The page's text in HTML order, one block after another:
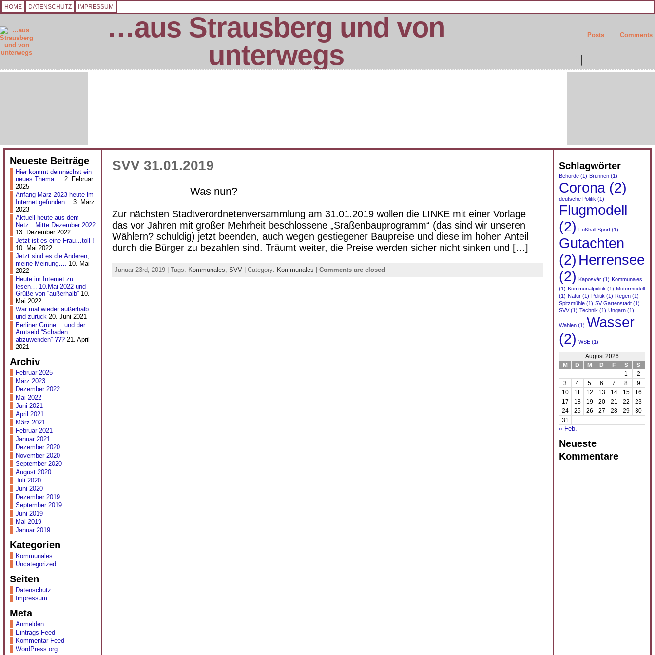
HOME DATENSCHUTZ IMPRESSUM
…aus Strausberg und von
unterwegs
Comments
Posts
Neueste Beiträge
Hier kommt demnächst ein
neues Thema…. 2. Februar
2025
Anfang März 2023 heute im
Internet gefunden… 3. März
2023
Aktuell heute aus dem
Netz…Mitte Dezember 2022
13. Dezember 2022
Jetzt ist es eine Frau…toll !
10. Mai 2022
Jetzt sind es die Anderen,
meine Meinung…. 10. Mai
2022
Heute im Internet zu
lesen… 10.Mai 2022 und
Grüße von “außerhalb” 10.
Mai 2022
War mal wieder außerhalb…
und zurück 20. Juni 2021
Berliner Grüne… und der
Amtseid “Schaden
abzuwenden” ??? 21. April
2021
Archiv
Februar 2025
März 2023
Dezember 2022
Mai 2022
Juni 2021
April 2021
März 2021
Februar 2021
Januar 2021
Dezember 2020
November 2020
September 2020
August 2020
Juli 2020
Juni 2020
Dezember 2019
September 2019
Juni 2019
Mai 2019
Januar 2019
Kategorien
Kommunales
Uncategorized
Seiten
Datenschutz
Impressum
Meta
Anmelden
Eintrags-Feed
Kommentar-Feed
WordPress.org
SVV 31.01.2019
Was nun?
Zur nächsten Stadtverordnetenversammlung am 31.01.2019 wollen die LINKE mit einer Vorlage
das vor Jahren mit großer Mehrheit beschlossene „Sraßenbauprogramm“ (das sind wir unseren
Wählern? schuldig) jetzt beenden, auch wegen gestiegener Baupreise und diese im hohen Anteil
durch die Bürger zu bezahlen sind. Träumt weiter, die Preise werden sicher nicht sinken und […]
Januar 23rd, 2019 | Tags: Kommunales, SVV| Category: Kommunales Comments are closed
Schlagwörter
Behörde(1) Brunnen(1)
Corona(2)
deutsche Politik (1)
Flugmodell
(2) Fußball Sport(1)
Gutachten
(2) Herrensee
(2) Kaposvár(1) Kommunales
(1) Kommunalpolitik (1) Motormodell
(1) Natur(1) Politik (1) Regen(1)
Spitzmühle(1) SV Gartenstadt(1)
SVV(1) Technik (1) Ungarn(1)
Wahlen(1) Wasser
(2) WSE(1)
August 2026
M
D M D F S
S
1
2
3
4 5 6 7 8
9
10
11 12 13 14 15
16
17
18 19 20 21 22
23
24
25 26 27 28 29
30
31
« Feb.
Neueste
Kommentare